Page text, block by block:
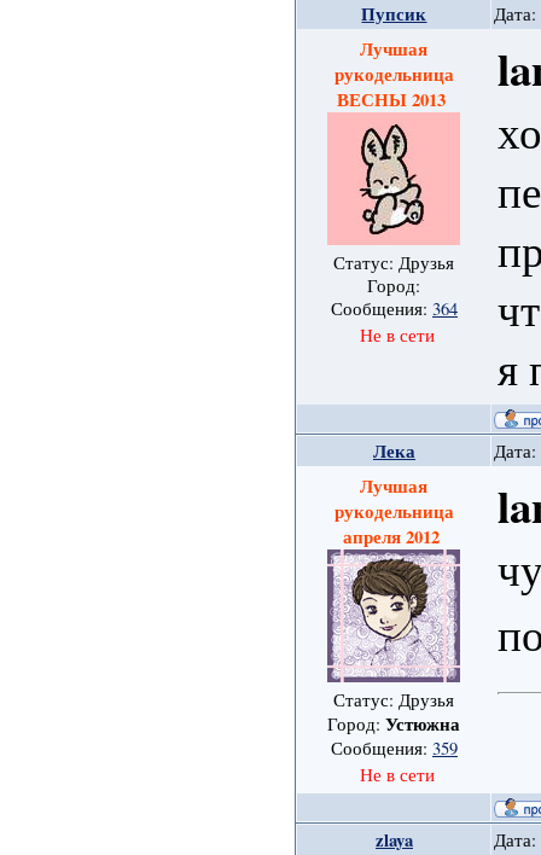
Пупсик Дата:
Лучшая
рукодельница
ВЕСНЫ 2013
Статус: Друзья
Город:
Сообщения: 364
Не в сети
я
Лека Дата:
Лучшая
рукодельница
апреля 2012
Статус: Друзья
Город:Устюжна
Сообщения: 359
Не в сети
zlaya Дата: